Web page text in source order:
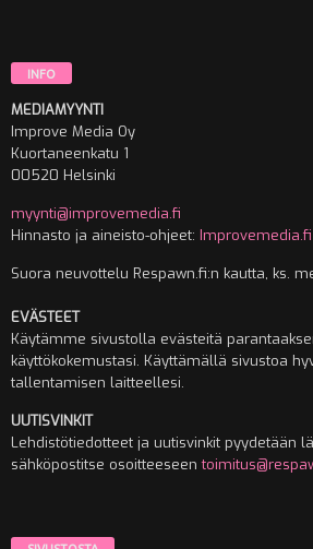
INFO
MEDIAMYYNTI
Improve Media Oy
Kuortaneenkatu 1
00520 Helsinki
myynti@improvemedia.fi
Hinnasto ja aineisto-ohjeet: Improvemedia.fi
Suora neuvottelu Respawn.fi:n kautta, ks.
EVÄSTEET
Käytämme sivustolla evästeitä
käyttökokemustasi. Käyttämällä sivustoa
tallentamisen laitteellesi.
UUTISVINKIT
Lehdistötiedotteet ja uutisvinkit pyydetään
sähköpostitse osoitteeseen